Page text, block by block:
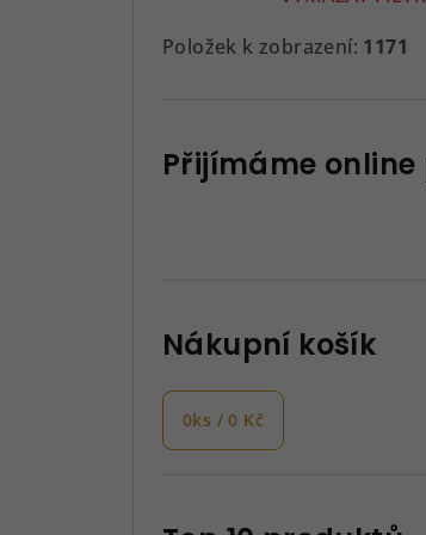
Položek k zobrazení: 1171
Přijímáme
Nákupní košík
0ks /0 Kč